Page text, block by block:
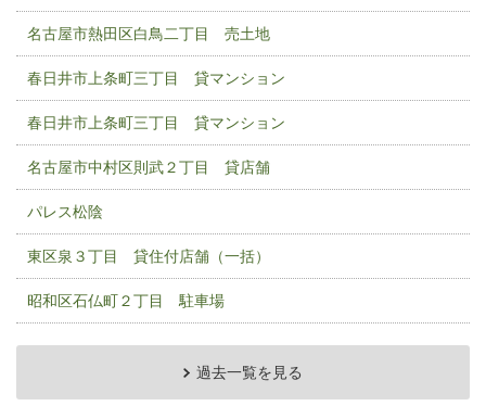
名古屋市熱田区白鳥二丁目 売土地
春日井市上条町三丁目 貸マンション
春日井市上条町三丁目 貸マンション
名古屋市中村区則武２丁目 貸店舗
パレス松陰
東区泉３丁目 貸住付店舗（一括）
昭和区石仏町２丁目 駐車場
過去一覧を見る